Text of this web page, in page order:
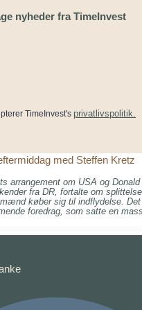
nyheder fra TimeInvest
TimeInvest's privatlivspolitik.
med Steffen Kretz
arrangement om USA og
fra DR, fortalte om
køber sig til indflydelse.
foredrag, som satte en